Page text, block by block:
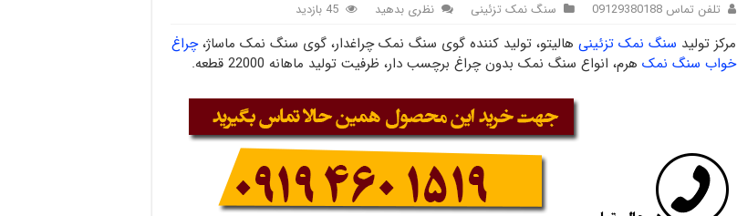
تلفن تماس 09129380188 سنگ نمک تزئینی نظری بدهید 45 بازدید
مرکز تولید سنگ نمک تزئینی هالیتو، تولید کننده گوی سنگ نمک چراغدار، گوی سنگ نمک ماساژ،چراغ
خواب سنگ نمک هرم، انواع سنگ نمک بدون چراغ برچسب دار، ظرفیت تولید ماهانه 22000 قطعه.